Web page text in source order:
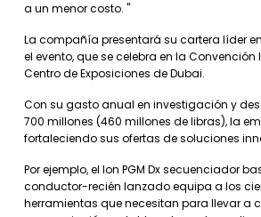
a un menor costo. "
La compañía presentará su cartera líder
el evento, que se celebra en la
Centro de Exposiciones de Dubai.
Con su gasto anual en investigación y
700 millones (460 millones de libras), la
fortaleciendo sus ofertas de soluciones
Por ejemplo, el Ion PGM Dx secuenciador
conductor-recién lanzado equipa a los
herramientas que necesitan para llevar a